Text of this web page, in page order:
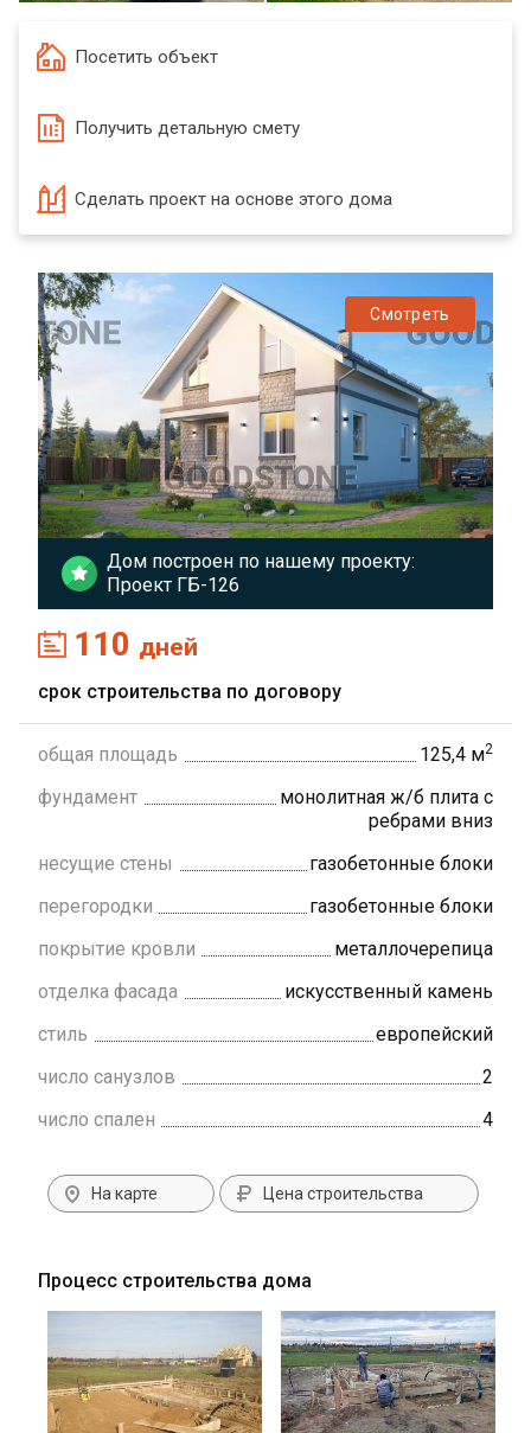
Посетить объект
Получить детальную смету
Сделать проект на основе этого дома
110 дней
срок строительства по договору
Смотреть
Дом построен по нашему проекту:
Проект ГБ-126
общая площадь 125,4 м2
фундамент
монолитная ж/б плита с
ребрами вниз
несущие стены
газобетонные блоки
перегородки
газобетонные блоки
покрытие кровли
металлочерепица
отделка фасада
искусственный камень
стиль
европейский
число санузлов
2
число спален
4
На карте Цена строительства
Процесс строительства дома